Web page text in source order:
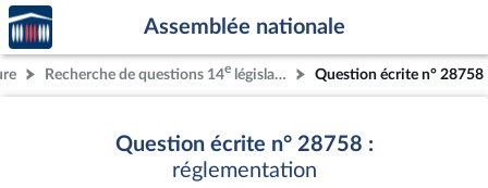
Aller au contenu
Aller en bas de la page
Accèder
à la
page
d'accueil
Assemblée nationale
Recherche de questions 14e législature Question écrite n° 28758
Question écrite n° 28758 :
réglementation